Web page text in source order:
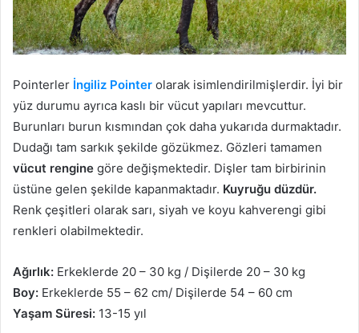
Pointerler İngiliz Pointer olarak isimlendirilmişlerdir. İyi bir
yüz durumu ayrıca kaslı bir vücut yapıları mevcuttur.
Burunları burun kısmından çok daha yukarıda durmaktadır.
Dudağı tam sarkık şekilde gözükmez. Gözleri tamamen
vücut rengine göre değişmektedir. Dişler tam birbirinin
üstüne gelen şekilde kapanmaktadır. Kuyruğu düzdür.
Renk çeşitleri olarak sarı, siyah ve koyu kahverengi gibi
renkleri olabilmektedir.
Ağırlık: Erkeklerde 20 – 30 kg / Dişilerde 20 – 30 kg
Boy: Erkeklerde 55 – 62 cm/ Dişilerde 54 – 60 cm
Yaşam Süresi: 13-15 yıl